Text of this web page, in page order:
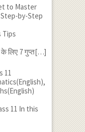
to Master
by-Step
Tips
लिए 7 गुप्त[…]
11
11 In this